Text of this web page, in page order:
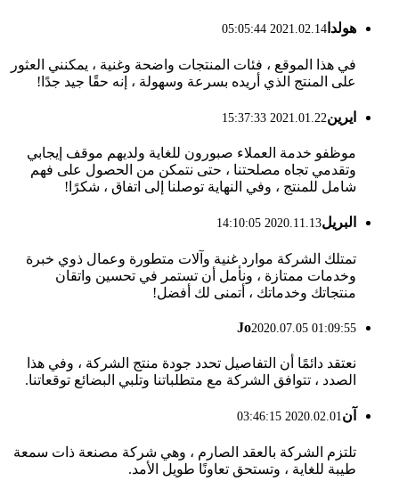
هولدا 2021.02.14 05:05:44
في هذا الموقع ، فئات المنتجات واضحة وغنية ، يمكنني العثور
على المنتج الذي أريده بسرعة وسهولة ، إنه حقًا جيد جدًا!
ايرين2021.01.22 15:37:33
موظفو خدمة العملاء صبورون للغاية ولديهم موقف إيجابي
وتقدمي تجاه مصلحتنا ، حتى نتمكن من الحصول على فهم
شامل للمنتج ، وفي النهاية توصلنا إلى اتفاق ، شكرًا!
البريل2020.11.13 14:10:05
تمتلك الشركة موارد غنية وآلات متطورة وعمال ذوي خبرة
وخدمات ممتازة ، ونأمل أن تستمر في تحسين واتقان
منتجاتك وخدماتك ، أتمنى لك أفضل!
Jo2020.07.05 01:09:55
نعتقد دائمًا أن التفاصيل تحدد جودة منتج الشركة ، وفي هذا
الصدد ، تتوافق الشركة مع متطلباتنا وتلبي البضائع توقعاتنا.
آن2020.02.01 03:46:15
تلتزم الشركة بالعقد الصارم ، وهي شركة مصنعة ذات سمعة
طيبة للغاية ، وتستحق تعاونًا طويل الأمد.